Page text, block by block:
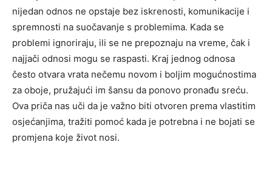
nijedan odnos ne opstaje bez iskrenosti, komunikacije i
spremnosti na suočavanje s problemima. Kada se
problemi ignoriraju, ili se ne prepoznaju na vreme, čak i
najjači odnosi mogu se raspasti. Kraj jednog odnosa
često otvara vrata nečemu novom i boljim mogućnostima
za oboje, pružajući im šansu da ponovo pronađu sreću.
Ova priča nas uči da je važno biti otvoren prema vlastitim
osjećanjima, tražiti pomoć kada je potrebna i ne bojati se
promjena koje život nosi.